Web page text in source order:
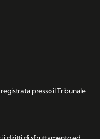
presso il Tribunale